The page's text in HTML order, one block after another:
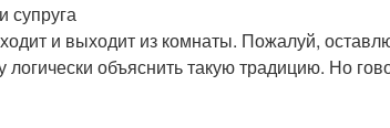
супруга
и выходит из комнаты. Пожалуй,
объяснить такую традицию. Но